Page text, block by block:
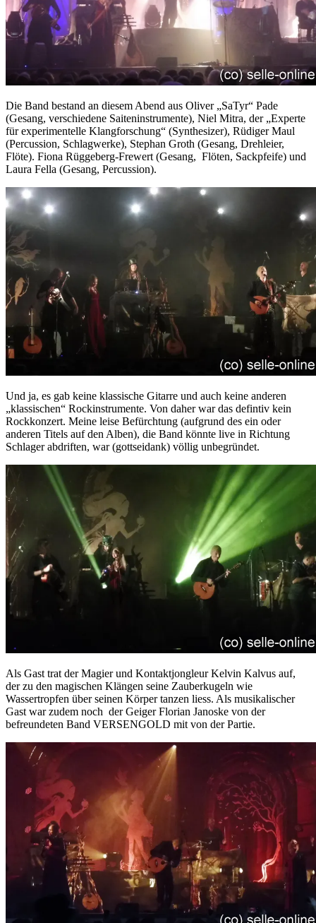
Die Band bestand an diesem Abend aus Oliver „SaTyr“ Pade
(Gesang, verschiedene Saiteninstrumente), Niel Mitra, der „Experte
für experimentelle Klangforschung“ (Synthesizer), Rüdiger Maul
(Percussion, Schlagwerke), Stephan Groth (Gesang, Drehleier,
Flöte). Fiona Rüggeberg-Frewert (Gesang, Flöten, Sackpfeife) und
Laura Fella (Gesang, Percussion).
Und ja, es gab keine klassische Gitarre und auch keine anderen
„klassischen“ Rockinstrumente. Von daher war das defintiv kein
Rockkonzert. Meine leise Befürchtung (aufgrund des ein oder
anderen Titels auf den Alben), die Band könnte live in Richtung
Schlager abdriften, war (gottseidank) völlig unbegründet.
Als Gast trat der Magier und Kontaktjongleur Kelvin Kalvus auf,
der zu den magischen Klängen seine Zauberkugeln wie
Wassertropfen über seinen Körper tanzen liess. Als musikalischer
Gast war zudem noch der Geiger Florian Janoske von der
befreundeten Band VERSENGOLD mit von der Partie.